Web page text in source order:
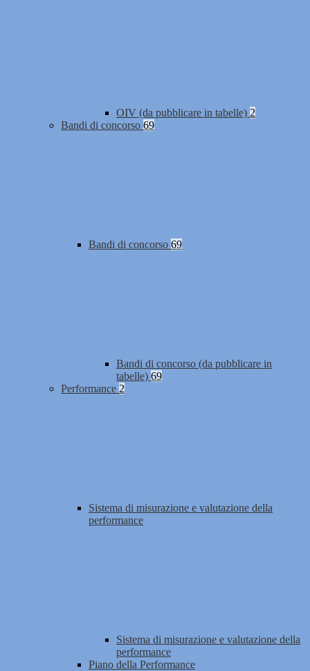
OIV (da pubblicare in tabelle) 2
Bandi di concorso 69
Bandi di concorso 69
Bandi di concorso (da pubblicare in
tabelle) 69
Performance 2
Sistema di misurazione e valutazione della
performance
Sistema di misurazione e valutazione della
performance
Piano della Performance